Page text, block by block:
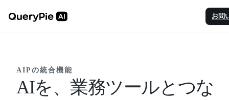
お問
AIPの統合機能
AIを、業務ツールとつな